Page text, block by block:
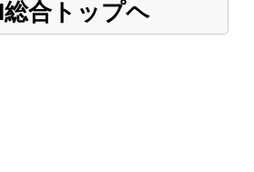
合トップヘ